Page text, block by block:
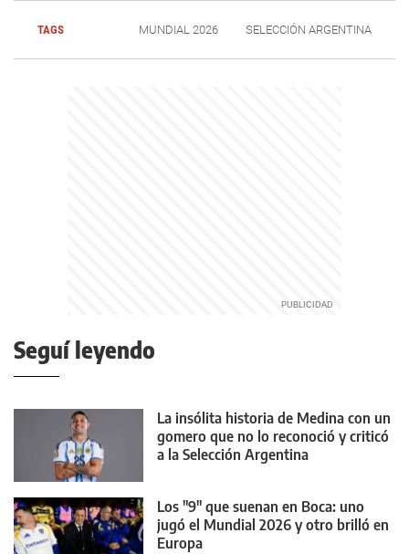
TAGS MUNDIAL 2026 SELECCIÓN ARGENTINA
Seguí leyendo
La insólita historia de Medina con un
gomero que no lo reconoció y criticó
a la Selección Argentina
Los "9" que suenan en Boca: uno
jugó el Mundial 2026 y otro brilló en
Europa